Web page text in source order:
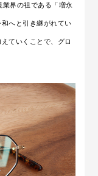
界の祖である「増永
へと引き継がれてい
ていくことで、グロ